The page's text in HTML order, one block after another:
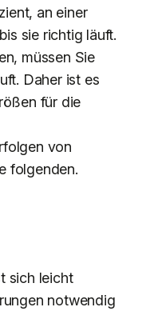
an einer
sie richtig läuft.
müssen Sie
Daher ist es
für die
von
folgenden.
sich leicht
notwendig